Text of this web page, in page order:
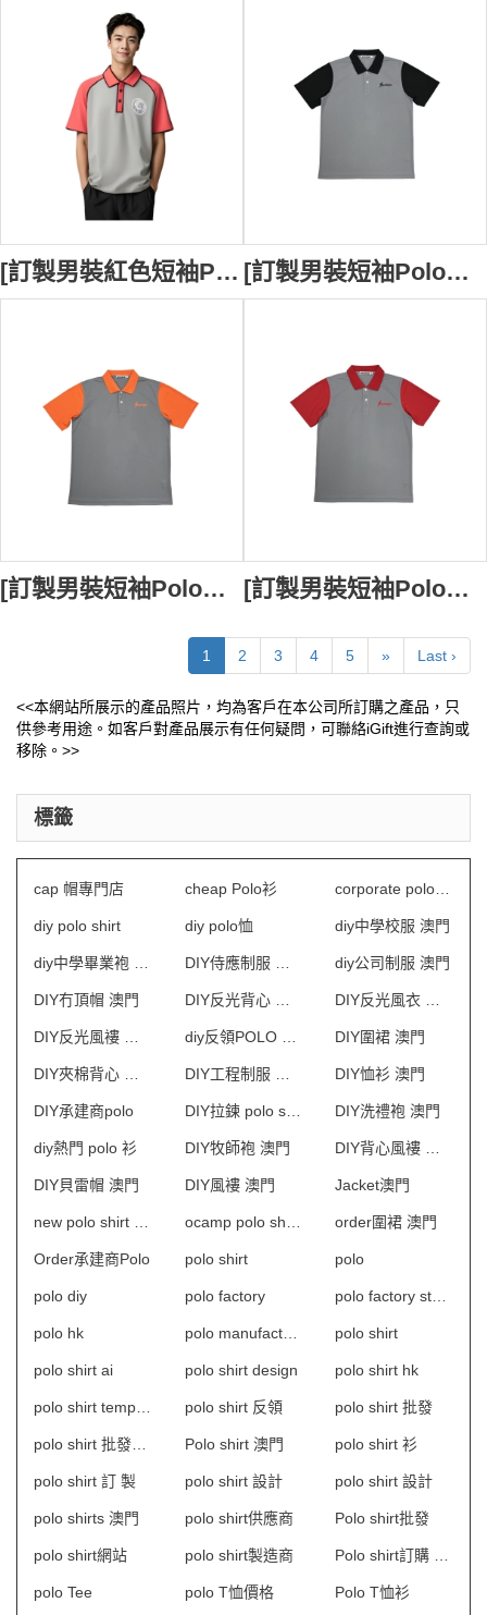
[訂製男裝紅色短袖POLO] ｜設計彩色繡花Polo恤｜繡花logo｜2粒透明鈕扣｜香港保護兒童會｜P1708 [訂製男裝短袖Polo恤] ｜設計灰色衫身+黑色Polo領｜袖子黑色+黑色領｜2粒透明鈕扣｜前幅後幅絲印logo設計｜時代生活集團｜P1640
[訂製男裝短袖Polo恤] ｜設計灰色衫身+橙色Polo領｜袖子撞灰色+橙色袖子｜2粒透明鈕扣｜前幅後幅絲印logo設計｜時代生活集團｜P1639 [訂製男裝短袖Polo恤] ｜設計灰色衫身+紅色Polo領｜袖子撞黑色+大紅色｜2粒透明鈕扣｜前幅後幅絲印logo設計｜時代生活集團｜P1638
1 2 3 4 5 » Last ›
<<本網站所展示的產品照片，均為客戶在本公司所訂購之產品，只
供參考用途。如客戶對產品展示有任何疑問，可聯絡iGift進行查詢或
移除。>>
標籤
cap 帽專門店 cheap Polo衫
diy polo shirt diy polo恤 diy中學校服 澳門
diy公司制服 澳門
DIY冇頂帽 澳門
DIY圍裙 澳門
DIY恤衫 澳門
DIY承建商polo DIY拉鍊 polo shirt DIY洗禮袍 澳門
diy熱門 polo 衫 DIY牧師袍 澳門
DIY貝雷帽 澳門 DIY風褸 澳門 Jacket澳門
order圍裙 澳門
Order承建商Polo polo shirt polo
polo diy polo factory
polo hk polo manufacturer polo shirt
polo shirt ai polo shirt design polo shirt hk
polo shirt 反領 polo shirt 批發
Polo shirt 澳門 polo shirt 衫
polo shirt 訂 製 polo shirt 設計 polo shirt 設計
polo shirts 澳門 polo shirt供應商 Polo shirt批發
polo shirt網站 polo shirt製造商
polo Tee polo T恤價格 Polo T恤衫